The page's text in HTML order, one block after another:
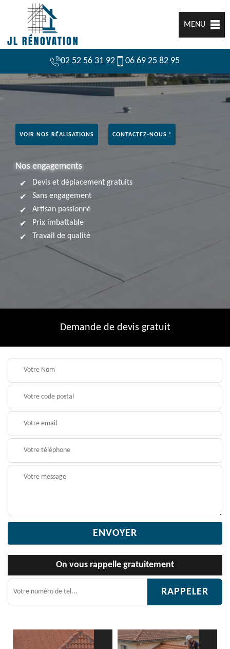
MENU
02 52 56 31 92 06 69 25 82 95
VOIR NOS RÉALISATIONS CONTACTEZ-NOUS !
Nos engagements
Devis et déplacement gratuits
Sans engagement
Artisan passionné
Prix imbattable
Travail de qualité
Demande de devis gratuit
On vous rappelle gratuitement